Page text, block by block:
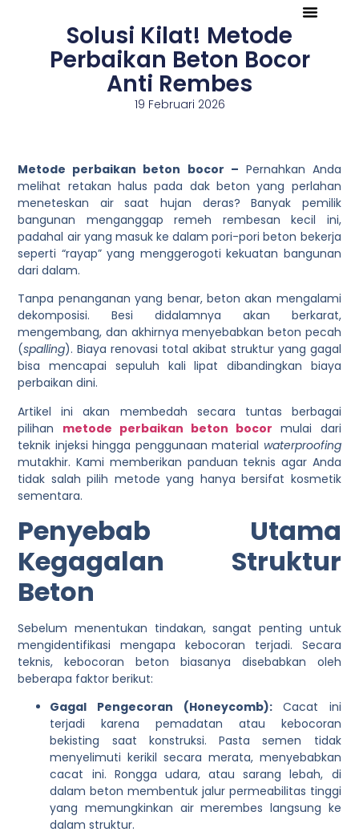
Solusi Kilat! Metode
Perbaikan Beton Bocor
Anti Rembes
19 Februari 2026
Metode perbaikan beton bocor – Pernahkan Anda
melihat retakan halus pada dak beton yang perlahan
meneteskan air saat hujan deras? Banyak pemilik
bangunan menganggap remeh rembesan kecil ini,
padahal air yang masuk ke dalam pori-pori beton bekerja
seperti “rayap” yang menggerogoti kekuatan bangunan
dari dalam.
Tanpa penanganan yang benar, beton akan mengalami
dekomposisi. Besi didalamnya akan berkarat,
mengembang, dan akhirnya menyebabkan beton pecah
(spalling). Biaya renovasi total akibat struktur yang gagal
bisa mencapai sepuluh kali lipat dibandingkan biaya
perbaikan dini.
Artikel ini akan membedah secara tuntas berbagai
pilihan metode perbaikan beton bocor mulai dari
teknik injeksi hingga penggunaan material waterproofing
mutakhir. Kami memberikan panduan teknis agar Anda
tidak salah pilih metode yang hanya bersifat kosmetik
sementara.
Penyebab Utama
Kegagalan Struktur
Beton
Sebelum menentukan tindakan, sangat penting untuk
mengidentifikasi mengapa kebocoran terjadi. Secara
teknis, kebocoran beton biasanya disebabkan oleh
beberapa faktor berikut:
Gagal Pengecoran (Honeycomb): Cacat ini
terjadi karena pemadatan atau kebocoran
bekisting saat konstruksi. Pasta semen tidak
menyelimuti kerikil secara merata, menyebabkan
cacat ini. Rongga udara, atau sarang lebah, di
dalam beton membentuk jalur permeabilitas tinggi
yang memungkinkan air merembes langsung ke
dalam struktur.